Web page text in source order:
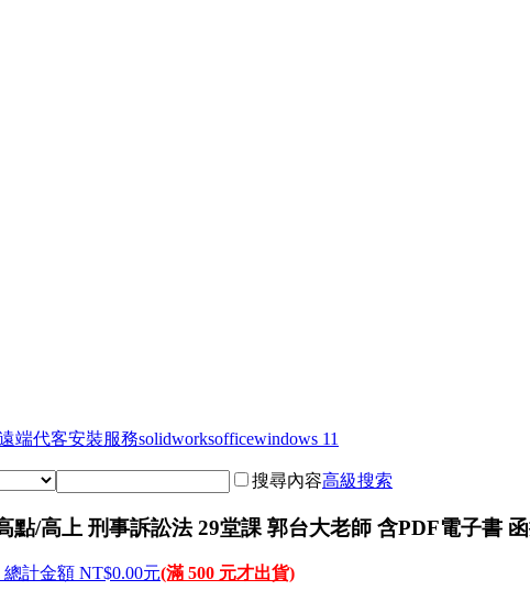
端代客安裝服務solidworksofficewindows 11
搜尋內容高級搜索
點/高上 刑事訴訟法 29堂課 郭台大老師 含PDF電子書
計金額 NT$0.00元(滿 500 元才出貨)